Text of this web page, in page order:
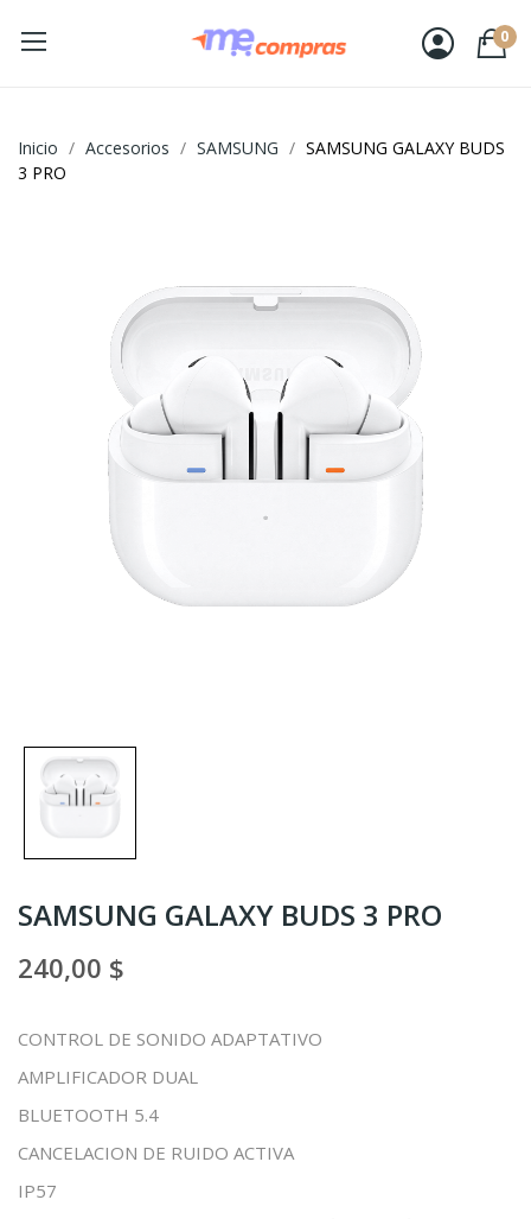
0
Inicio Accesorios SAMSUNG
SAMSUNG GALAXY BUDS
3 PRO
SAMSUNG GALAXY BUDS 3 PRO
240,00 $
CONTROL DE SONIDO ADAPTATIVO
AMPLIFICADOR DUAL
BLUETOOTH 5.4
CANCELACION DE RUIDO ACTIVA
IP57